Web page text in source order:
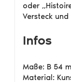
oder
Versteck
Infos
Maße: B 54
Material: